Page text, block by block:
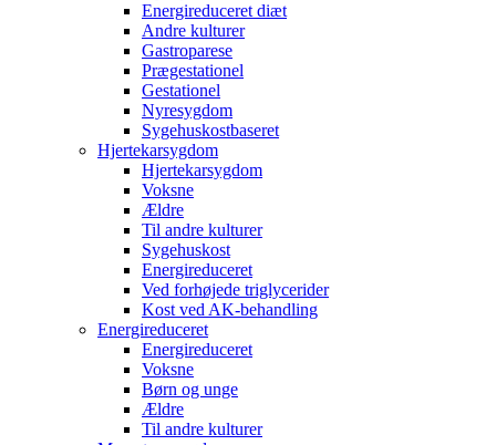
Energireduceret diæt
Andre kulturer
Gastroparese
Prægestationel
Gestationel
Nyresygdom
Sygehuskostbaseret
Hjertekarsygdom
Hjertekarsygdom
Voksne
Ældre
Til andre kulturer
Sygehuskost
Energireduceret
Ved forhøjede triglycerider
Kost ved AK-behandling
Energireduceret
Energireduceret
Voksne
Børn og unge
Ældre
Til andre kulturer